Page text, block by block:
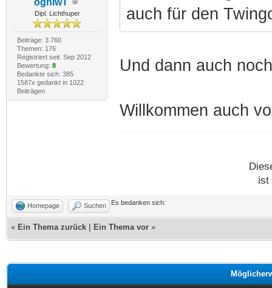
Dipl. Lichthuper
Beiträge: 3.760
Themen: 176
Registriert seit: Sep 2012
Bewertung: 8
Bedankte sich: 385
1587x gedankt in 1022
Beiträgen
auch für den
Und dann auch
Willkommen auch
ist
Homepage Suchen Es bedanken sich:
« Ein Thema zurück Ein Thema vor »